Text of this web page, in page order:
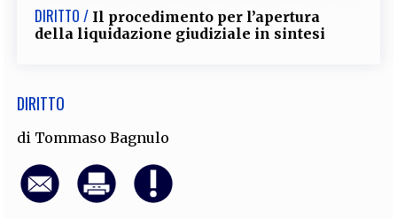
DIRITTO / Il procedimento per l’apertura
della liquidazione giudiziale in sintesi
DIRITTO
di Tommaso Bagnulo